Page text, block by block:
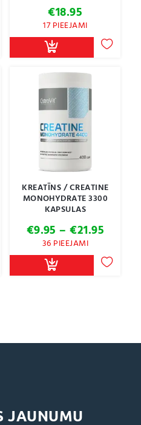
€18.95
17 PIEEJAMI
KREATĪNS / CREATINE
MONOHYDRATE 3300
KAPSULAS
€9.95 – €21.95
€9.95
36 PIEEJAMI
JAUNUMU